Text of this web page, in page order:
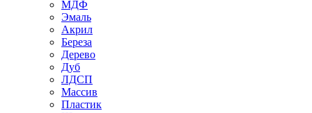
МДФ
Эмаль
Акрил
Береза
Дерево
Дуб
ЛДСП
Массив
Пластик